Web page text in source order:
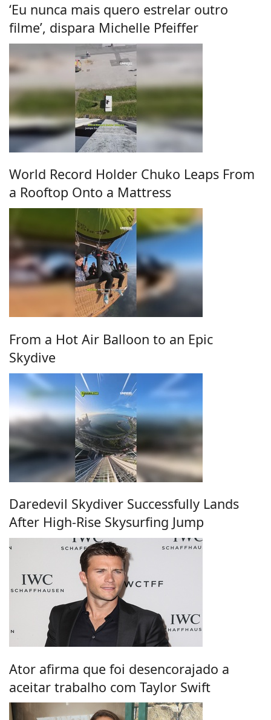
‘Eu nunca mais quero estrelar outro
filme’, dispara Michelle Pfeiffer
World Record Holder Chuko Leaps From
a Rooftop Onto a Mattress
From a Hot Air Balloon to an Epic
Skydive
Daredevil Skydiver Successfully Lands
After High-Rise Skysurfing Jump
Ator afirma que foi desencorajado a
aceitar trabalho com Taylor Swift